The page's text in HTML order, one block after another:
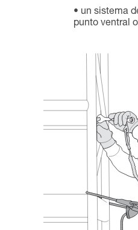
un sistema
punto ventral